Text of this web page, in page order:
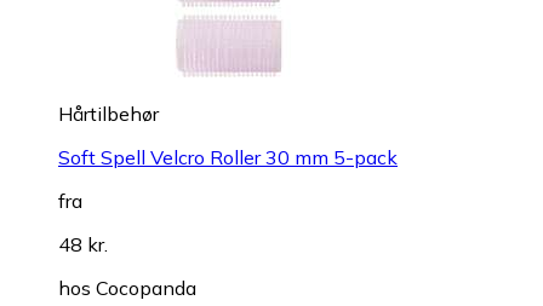
Hårtilbehør
Soft Spell Velcro Roller 30 mm 5-pack
fra
48 kr.
hos Cocopanda